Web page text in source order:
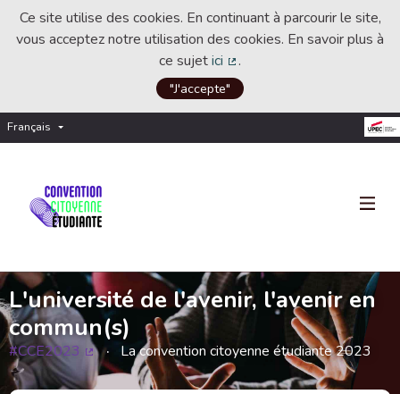
Ce site utilise des cookies. En continuant à parcourir le site,
vous acceptez notre utilisation des cookies. En savoir plus à
ce sujetici
(Lien externe)
.
"J'accepte"
Français Choisir la langue
L'université de l'avenir, l'avenir en
commun(s)
#CCE2023
(Lien externe)
La convention citoyenne étudiante 2023